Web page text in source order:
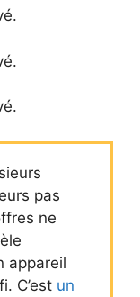
pas
ne
appareil
C’est un